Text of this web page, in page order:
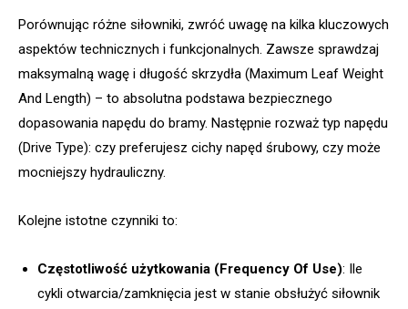
Porównując różne siłowniki, zwróć uwagę na kilka kluczowych
aspektów technicznych i funkcjonalnych. Zawsze sprawdzaj
maksymalną wagę i długość skrzydła (Maximum Leaf Weight
And Length) – to absolutna podstawa bezpiecznego
dopasowania napędu do bramy. Następnie rozważ typ napędu
(Drive Type): czy preferujesz cichy napęd śrubowy, czy może
mocniejszy hydrauliczny.
Kolejne istotne czynniki to:
Częstotliwość użytkowania (Frequency Of Use): Ile
cykli otwarcia/zamknięcia jest w stanie obsłużyć siłownik